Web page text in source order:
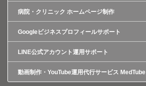
病院・クリニック ホームページ制作
Googleビジネスプロフィールサポート
LINE公式アカウント運用サポート
動画制作・YouTube運用代行サービス MedTube